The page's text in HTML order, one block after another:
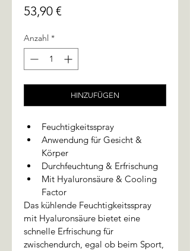
53,90 €Preis
Anzahl *
HINZUFÜGEN
Feuchtigkeitsspray
Anwendung für Gesicht &
Körper
Durchfeuchtung & Erfrischung
Mit Hyaluronsäure & Cooling
Factor
Das kühlende Feuchtigkeitsspray
mit Hyaluronsäure bietet eine
schnelle Erfrischung für
zwischendurch, egal ob beim Sport,